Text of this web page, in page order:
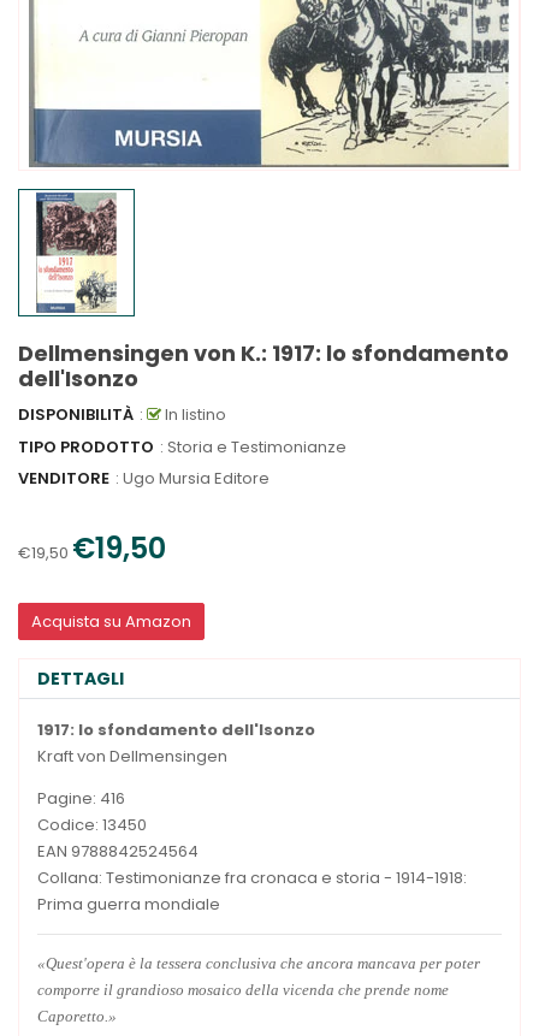
Dellmensingen von K.: 1917: lo sfondamento
dell'Isonzo
DISPONIBILITÀ :
In listino
TIPO PRODOTTO : Storia e Testimonianze
VENDITORE : Ugo Mursia Editore
€19,50 €19,50
Acquista su Amazon
DETTAGLI
1917: lo sfondamento dell'Isonzo
Kraft von Dellmensingen
Pagine: 416
Codice: 13450
EAN 9788842524564
Collana: Testimonianze fra cronaca e storia - 1914-1918:
Prima guerra mondiale
«Quest'opera è la tessera conclusiva che ancora mancava per poter
comporre il grandioso mosaico della vicenda che prende nome
Caporetto.»